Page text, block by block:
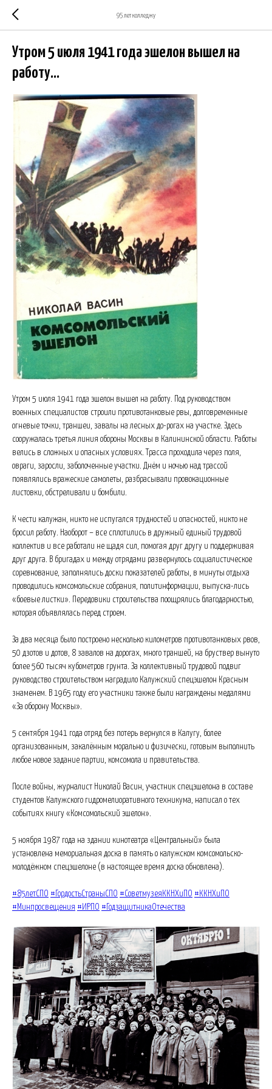
95 лет колледжу
Утром 5 июля 1941 года эшелон вышел на
работу...
Утром 5 июля 1941 года эшелон вышел на работу. Под руководством
военных специалистов строили противотанковые рвы, долговременные
огневые точки, траншеи, завалы на лесных до-рогах на участке. Здесь
сооружалась третья линия обороны Москвы в Калининской области. Работы
велись в сложных и опасных условиях. Трасса проходила через поля,
овраги, заросли, заболоченные участки. Днём и ночью над трассой
появлялись вражеские самолеты, разбрасывали провокационные
листовки, обстреливали и бомбили.
К чести калужан, никто не испугался трудностей и опасностей, никто не
бросил работу. Наоборот – все сплотились в дружный единый трудовой
коллектив и все работали не щадя сил, помогая друг другу и поддерживая
друг друга. В бригадах и между отрядами развернулось социалистическое
соревнование, заполнялись доски показателей работы, в минуты отдыха
проводились комсомольские собрания, политинформации, выпуска-лись
«боевые листки». Передовики строительства поощрялись благодарностью,
которая объявлялась перед строем.
За два месяца было построено несколько километров противотанковых рвов,
50 дзотов и дотов, 8 завалов на дорогах, много траншей, на бруствер вынуто
более 560 тысяч кубометров грунта. За коллективный трудовой подвиг
руководство строительством наградило Калужский спецэшелон Красным
знаменем. В 1965 году его участники также были награждены медалями
«За оборону Москвы».
5 сентября 1941 года отряд без потерь вернулся в Калугу, более
организованным, закалённым морально и физически, готовым выполнить
любое новое задание партии, комсомола и правительства.
После войны, журналист Николай Васин, участник спецэшелона в составе
студентов Калужского гидромелиоративного техникума, написал о тех
событиях книгу «Комсомольский эшелон».
5 ноября 1987 года на здании кинотеатра «Центральный» была
установлена мемориальная доска в память о калужском комсомольско-
молодёжном спецэшелоне (в настоящее время доска обновлена).
#85летСПО #ГордостьСтраныСПО #СоветмузеяККНХиПО #ККНХиПО
#Минпросвещения #ИРПО #ГодзащитникаОтечества